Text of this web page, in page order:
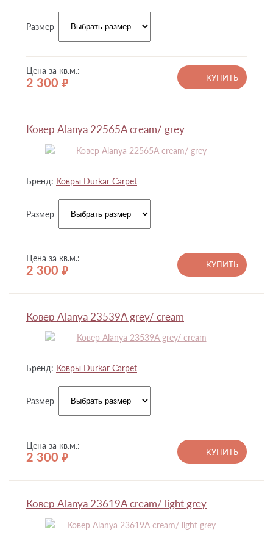
Размер
Цена за кв.м.:
2 300 руб.
КУПИТЬ
Ковер Alanya 22565A cream/ grey
Бренд: Ковры Durkar Carpet
Размер
Цена за кв.м.:
2 300 руб.
КУПИТЬ
Ковер Alanya 23539A grey/ cream
Бренд: Ковры Durkar Carpet
Размер
Цена за кв.м.:
2 300 руб.
КУПИТЬ
Ковер Alanya 23619A cream/ light grey